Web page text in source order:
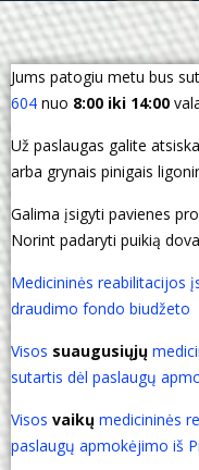
Jums patogiu metu bus
604 nuo 8:00 iki 14:00
Už paslaugas galite
arba grynais pinigais
Galima įsigyti pavienes
Norint padaryti puikią
Medicininės reabilitacijos
draudimo fondo biudžeto
Visos suaugusiųjų
sutartis dėl paslaugų
Visos vaikų medicininės
paslaugų apmokėjimo iš